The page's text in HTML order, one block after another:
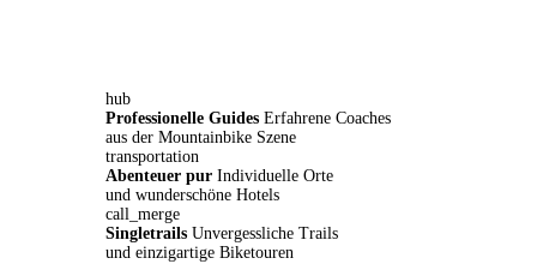
hub
Professionelle Guides Erfahrene Coaches
aus der Mountainbike Szene
transportation
Abenteuer pur Individuelle Orte
und wunderschöne Hotels
call_merge
Singletrails Unvergessliche Trails
und einzigartige Biketouren